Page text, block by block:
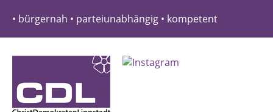
• bürgernah • parteiunabhängig • kompetent